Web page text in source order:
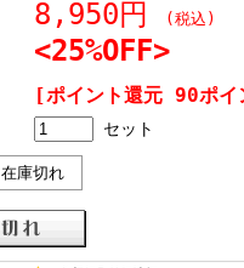
8,950円 (税込)
<25%OFF>
[ポイント還元 90ポイ
セット
在庫切れ